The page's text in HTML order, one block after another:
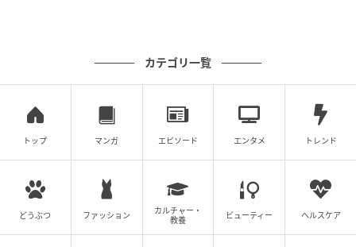
熱は、今も少しも目減りしていない。その過剰さは弱
※記事は執筆時点の情報です
次の記事
#1 「ママ、生きてるよね？」寝ていると思
って部屋を開けたら
カテゴリ一覧
トップ マンガ エピソード エンタメ トレンド
どうぶつ ファッション
カルチャー・
教養
ビューティー ヘルスケア